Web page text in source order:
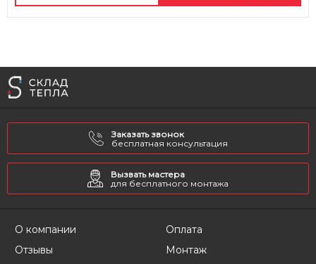
Заказать звонок
бесплатная консультация
Вызвать мастера
для бесплатного монтажа
О компании
Отзывы
Оплата
Монтаж